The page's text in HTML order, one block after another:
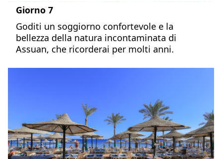
Giorno 7
Goditi un soggiorno confortevole e la
bellezza della natura incontaminata di
Assuan, che ricorderai per molti anni.